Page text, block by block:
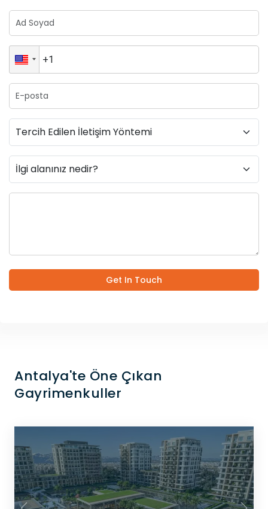
Get In Touch
Antalya'te Öne Çıkan
Gayrimenkuller